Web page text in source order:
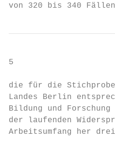
von 320 bis 340
5
die für die
Landes Berlin
Bildung und
der laufenden
Arbeitsumfang her